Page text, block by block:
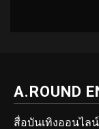
A.ROUND
สื่อบันเทิงออนไล